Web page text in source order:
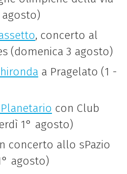
agosto)
, concerto al
(domenica 3 agosto)
a Pragelato (1 -
con Club
1° agosto)
concerto allo sPazio
agosto)